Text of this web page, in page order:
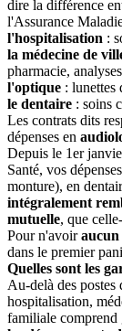
dire la différence
l'Assurance
l'hospitalisation :
la médecine de
pharmacie,
l'optique : lunettes
le dentaire : soins
Les contrats dits
dépenses en
Depuis le 1er
Santé, vos
monture), en
intégralement
mutuelle, que
Pour n'avoiraucun
dans le premier
Quelles sont les
Au-delà des postes
hospitalisation,
familiale comprend